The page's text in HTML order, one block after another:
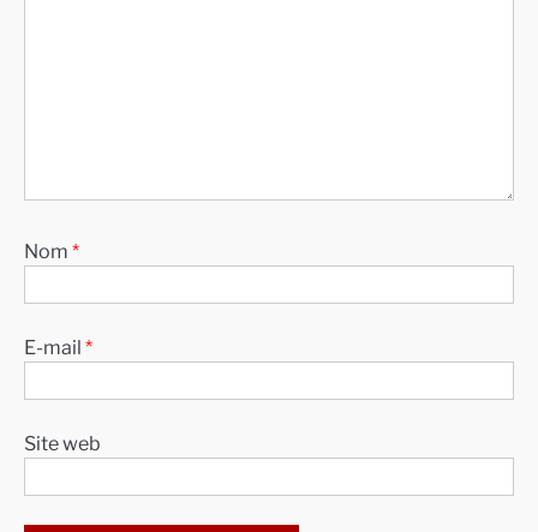
Nom *
E-mail *
Site web